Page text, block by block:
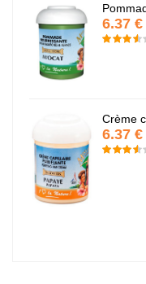
6.37 €
Crème
6.37 €